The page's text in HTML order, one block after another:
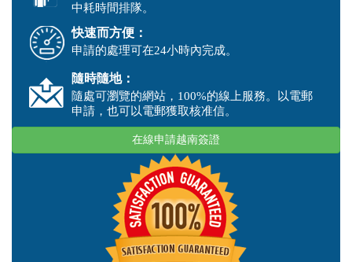
中耗時間排隊。
快速而方便：
申請的處理可在24小時內完成。
隨時隨地：
隨處可瀏覽的網站，100%的線上服務。以電郵
申請，也可以電郵獲取核准信。
在線申請越南簽證